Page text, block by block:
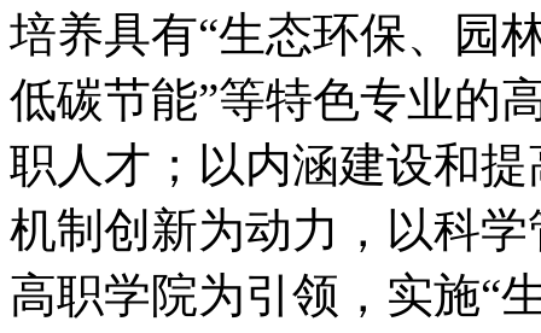
培养具有“生态环保、园
低碳节能”等特色专业的
职人才；以内涵建设和
机制创新为动力，以科
高职学院为引领，实施“